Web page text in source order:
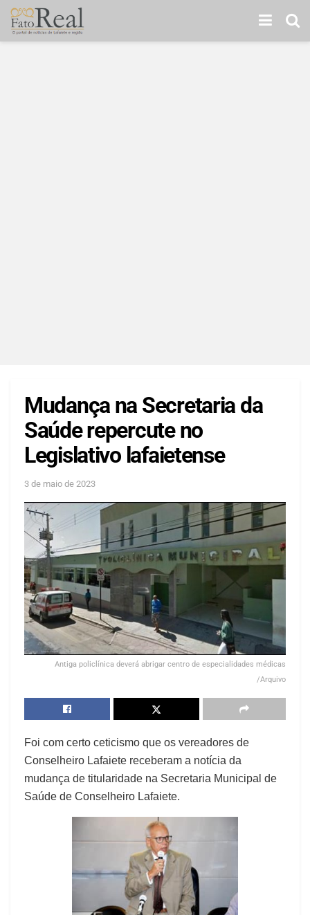
Mudança na Secretaria da
Saúde repercute no
Legislativo lafaietense
3 de maio de 2023
Antiga policlínica deverá abrigar centro de especialidades médicas
/Arquivo
Foi com certo ceticismo que os vereadores de
Conselheiro Lafaiete receberam a notícia da
mudança de titularidade na Secretaria Municipal de
Saúde de Conselheiro Lafaiete.